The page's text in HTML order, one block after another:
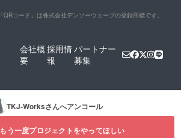
「QRコード」は株式会社デンソーウェーブの登録商標です。
会社概
要
採用情
報
パートナー
募集
TKJ-Worksさんへアンコール
もう一度プロジェクトをやってほしい